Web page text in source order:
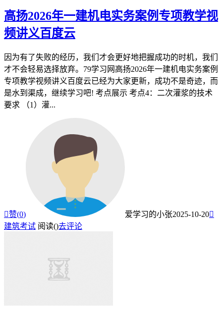
高扬2026年一建机电实务案例专项教学视
频讲义百度云
因为有了失败的经历，我们才会更好地把握成功的时机，我们
才不会轻易选择放弃。79学习网高扬2026年一建机电实务案例
专项教学视频讲义百度云已经为大家更新，成功不是奇迹，而
是水到渠成，继续学习吧! 考点展示 考点4：二次灌浆的技术
要求 （1）灌...
赞(0) 爱学习的小张2025-10-20
建筑考试 阅读()去评论